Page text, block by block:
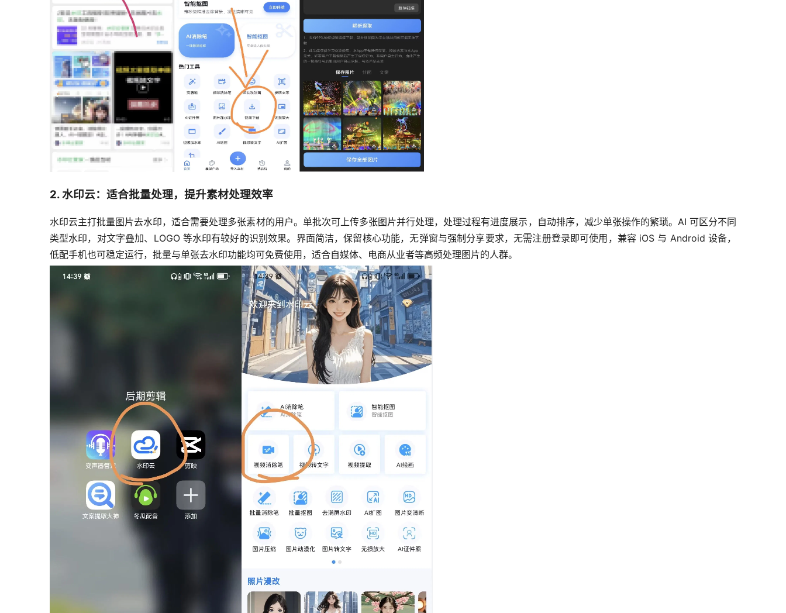
2. 水印云：适合批量处理，提升素材处理效率
水印云主打批量图片去水印，适合需要处理多张素材的用户。单批次可上传多张图片并行处理，处理过程有进度展示，自动排序，减少单张操作的繁琐。AI 可区分不同
类型水印，对文字叠加、LOGO 等水印有较好的识别效果。界面简洁，保留核心功能，无弹窗与强制分享要求，无需注册登录即可使用，兼容 iOS 与 Android 设备，
低配手机也可稳定运行，批量与单张去水印功能均可免费使用，适合自媒体、电商从业者等高频处理图片的人群。